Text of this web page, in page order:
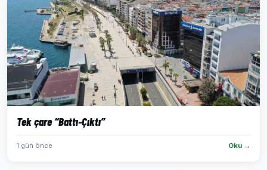
Tek çare “Battı-Çıktı”
1 gün önce Oku →